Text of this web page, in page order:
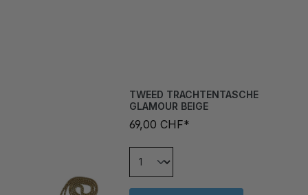
GLAMOUR BEIGE
69,00 CHF*
In den Warenkorb